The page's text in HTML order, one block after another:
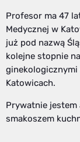
Profesor ma 47
Medycznej w
już pod nazwą
kolejne stopnie
ginekologicznymi
Katowicach.
Prywatnie jestem
smakoszem